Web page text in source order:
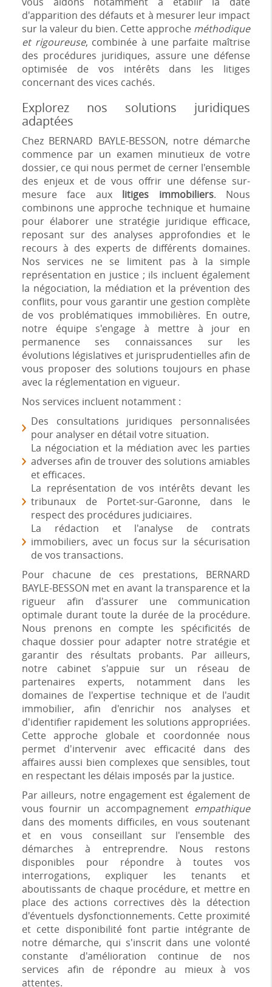
d'apparition des défauts et à mesurer leur impact
sur la valeur du bien. Cette approche méthodique
et rigoureuse, combinée à une parfaite maîtrise
des procédures juridiques, assure une défense
optimisée de vos intérêts dans les litiges
concernant des vices cachés.
Explorez nos solutions juridiques
adaptées
Chez BERNARD BAYLE-BESSON, notre démarche
commence par un examen minutieux de votre
dossier, ce qui nous permet de cerner l'ensemble
des enjeux et de vous offrir une défense sur-
mesure face aux litiges immobiliers. Nous
combinons une approche technique et humaine
pour élaborer une stratégie juridique efficace,
reposant sur des analyses approfondies et le
recours à des experts de différents domaines.
Nos services ne se limitent pas à la simple
représentation en justice ; ils incluent également
la négociation, la médiation et la prévention des
conflits, pour vous garantir une gestion complète
de vos problématiques immobilières. En outre,
notre équipe s'engage à mettre à jour en
permanence ses connaissances sur les
évolutions législatives et jurisprudentielles afin de
vous proposer des solutions toujours en phase
avec la réglementation en vigueur.
Nos services incluent notamment :
Des consultations juridiques personnalisées
pour analyser en détail votre situation.
La négociation et la médiation avec les parties
adverses afin de trouver des solutions amiables
et efficaces.
La représentation de vos intérêts devant les
tribunaux de Portet-sur-Garonne, dans le
respect des procédures judiciaires.
La rédaction et l'analyse de contrats
immobiliers, avec un focus sur la sécurisation
de vos transactions.
Pour chacune de ces prestations, BERNARD
BAYLE-BESSON met en avant la transparence et la
rigueur afin d'assurer une communication
optimale durant toute la durée de la procédure.
Nous prenons en compte les spécificités de
chaque dossier pour adapter notre stratégie et
garantir des résultats probants. Par ailleurs,
notre cabinet s'appuie sur un réseau de
partenaires experts, notamment dans les
domaines de l'expertise technique et de l'audit
immobilier, afin d'enrichir nos analyses et
d'identifier rapidement les solutions appropriées.
Cette approche globale et coordonnée nous
permet d'intervenir avec efficacité dans des
affaires aussi bien complexes que sensibles, tout
en respectant les délais imposés par la justice.
Par ailleurs, notre engagement est également de
vous fournir un accompagnement empathique
dans des moments difficiles, en vous soutenant
et en vous conseillant sur l'ensemble des
démarches à entreprendre. Nous restons
disponibles pour répondre à toutes vos
interrogations, expliquer les tenants et
aboutissants de chaque procédure, et mettre en
place des actions correctives dès la détection
d'éventuels dysfonctionnements. Cette proximité
et cette disponibilité font partie intégrante de
notre démarche, qui s'inscrit dans une volonté
constante d'amélioration continue de nos
services afin de répondre au mieux à vos
attentes.